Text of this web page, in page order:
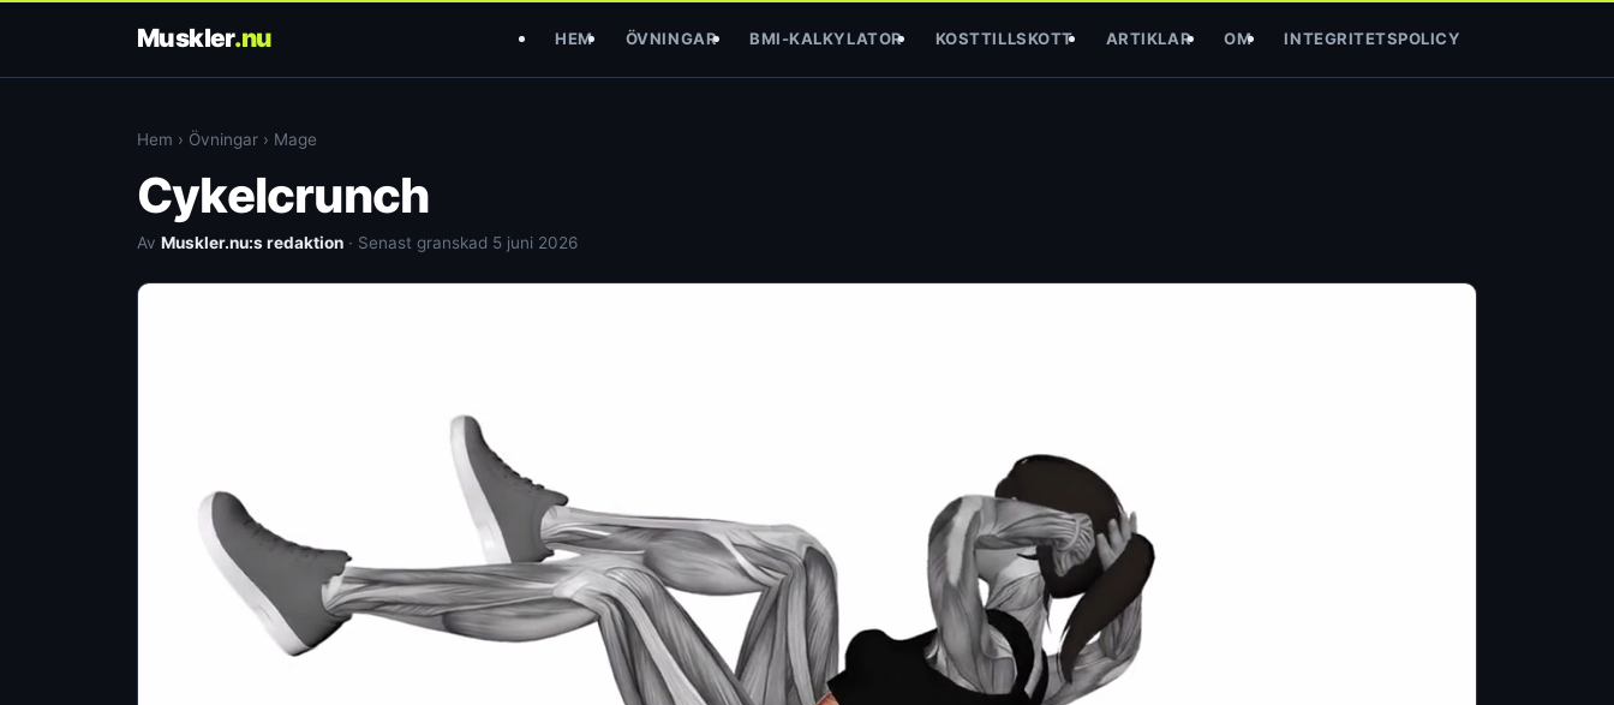
Muskler.nu HEM ÖVNINGAR BMI-KALKYLATOR KOSTTILLSKOTT ARTIKLAR OM INTEGRITETSPOLICY
Hem › Övningar › Mage
Cykelcrunch
Av Muskler.nu:s redaktion · Senast granskad 5 juni 2026